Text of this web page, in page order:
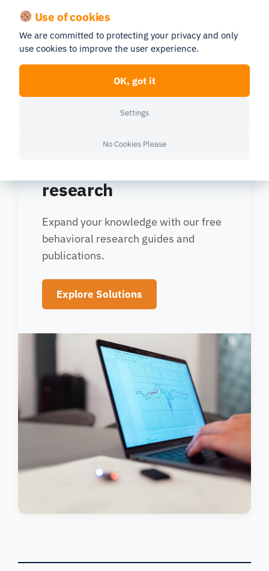
iMotionsが神経科学を活用して、お客様の消費者理解
をどのように支援できるか、詳しくはお問い合わせく
ださい！
詳細はこちら
Advance your Market
research
Expand your knowledge with our free
behavioral research guides and
publications.
Explore Solutions
Use of cookies
We are committed to protecting your privacy and only
use cookies to improve the user experience.
OK, got it
Settings
No Cookies Please